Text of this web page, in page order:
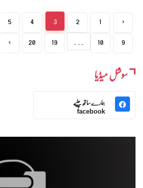
‹
1
2
3
4
5
9
10
...
19
20
›
سوشل میڈیا
ہمارے ساتھ چلیے
facebook